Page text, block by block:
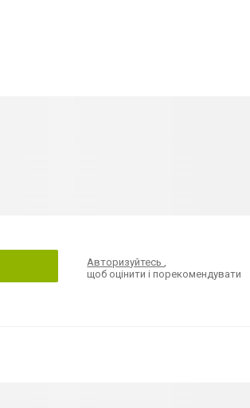
Авторизуйтесь,
щоб оцінити і порекомендувати